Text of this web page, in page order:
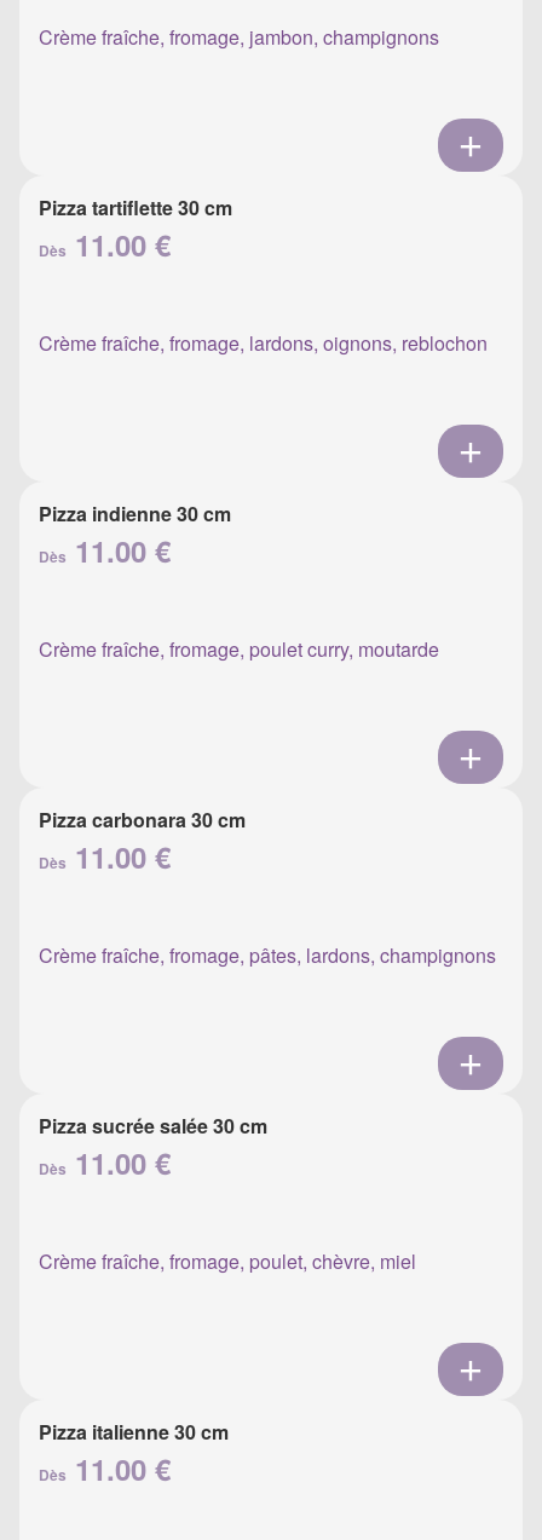
Crème fraîche, fromage, jambon, champignons
Pizza tartiflette 30 cm
Dès 11.00 €
Crème fraîche, fromage, lardons, oignons, reblochon
Pizza indienne 30 cm
Dès 11.00 €
Crème fraîche, fromage, poulet curry, moutarde
Pizza carbonara 30 cm
Dès 11.00 €
Crème fraîche, fromage, pâtes, lardons, champignons
Pizza sucrée salée 30 cm
Dès 11.00 €
Crème fraîche, fromage, poulet, chèvre, miel
Pizza italienne 30 cm
Dès 11.00 €